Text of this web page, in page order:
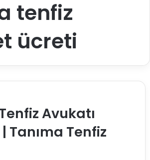
tenfiz
ücreti
Avukatı
Tanıma Tenfiz